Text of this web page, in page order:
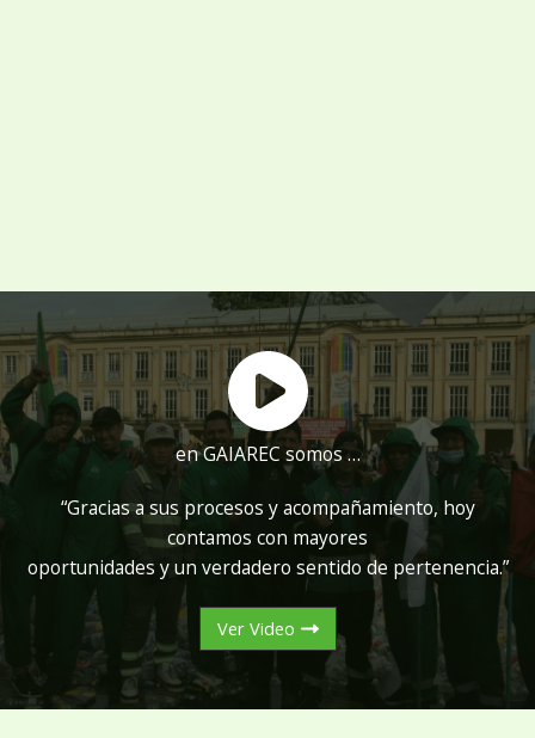
en GAIAREC somos …
“Gracias a sus procesos y acompañamiento, hoy
contamos con mayores
oportunidades y un verdadero sentido de pertenencia.”
Ver Video